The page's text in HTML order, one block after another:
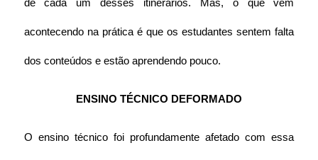
de cada um desses itinerários. Mas, o que vem
acontecendo na prática é que os estudantes sentem falta
dos conteúdos e estão aprendendo pouco.
ENSINO TÉCNICO DEFORMADO
O ensino técnico foi profundamente afetado com essa